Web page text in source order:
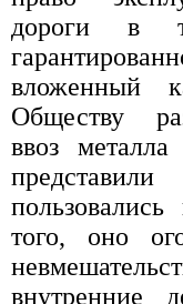
дороги в
вложенный
Обществу
ввоз
того, оно
внутренние